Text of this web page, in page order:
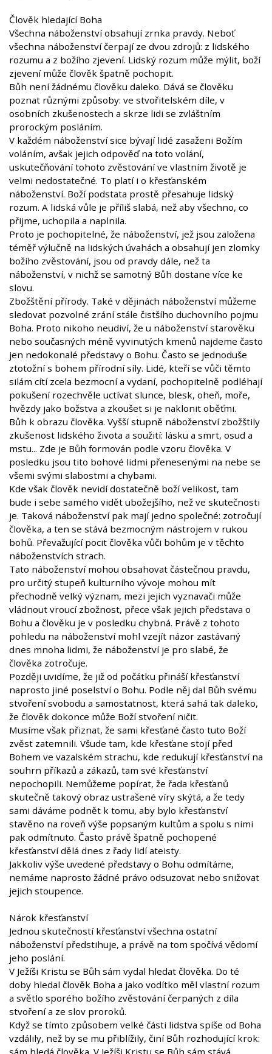
Člověk hledající Boha
Všechna náboženství obsahují zrnka pravdy. Neboť
všechna náboženství čerpají ze dvou zdrojů: z lidského
rozumu a z božího zjevení. Lidský rozum může mýlit, boží
zjevení může člověk špatně pochopit.
Bůh není žádnému člověku daleko. Dává se člověku
poznat různými způsoby: ve stvořitelském díle, v
osobních zkušenostech a skrze lidi se zvláštním
prorockým posláním.
V každém náboženství sice bývají lidé zasaženi Božím
voláním, avšak jejich odpověď na toto volání,
uskutečňování tohoto zvěstování ve vlastním životě je
velmi nedostatečné. To platí i o křesťanském
náboženství. Boží podstata prostě přesahuje lidský
rozum. A lidská vůle je příliš slabá, než aby všechno, co
přijme, uchopila a naplnila.
Proto je pochopitelné, že náboženství, jež jsou založena
téměř výlučně na lidských úvahách a obsahují jen zlomky
božího zvěstování, jsou od pravdy dále, než ta
náboženství, v nichž se samotný Bůh dostane více ke
slovu.
Zbožštění přírody. Také v dějinách náboženství můžeme
sledovat pozvolné zrání stále čistšího duchovního pojmu
Boha. Proto nikoho neudiví, že u náboženství starověku
nebo současných méně vyvinutých kmenů najdeme často
jen nedokonalé představy o Bohu. Často se jednoduše
ztotožní s bohem přírodní síly. Lidé, kteří se vůči těmto
silám cítí zcela bezmocní a vydaní, pochopitelně podléhají
pokušení rozechvěle uctívat slunce, blesk, oheň, moře,
hvězdy jako božstva a zkoušet si je naklonit oběťmi.
Bůh k obrazu člověka. Vyšší stupně náboženství zbožštily
zkušenost lidského života a soužití: lásku a smrt, osud a
mstu... Zde je Bůh formován podle vzoru člověka. V
posledku jsou tito bohové lidmi přenesenými na nebe se
všemi svými slabostmi a chybami.
Kde však člověk nevidí dostatečně boží velikost, tam
bude i sebe samého vidět ubožejšího, než ve skutečnosti
je. Taková náboženství pak mají jedno společné: zotročují
člověka, a ten se stává bezmocným nástrojem v rukou
bohů. Převažující pocit člověka vůči bohům je v těchto
náboženstvích strach.
Tato náboženství mohou obsahovat částečnou pravdu,
pro určitý stupeň kulturního vývoje mohou mít
přechodně velký význam, mezi jejich vyznavači může
vládnout vroucí zbožnost, přece však jejich představa o
Bohu a člověku je v posledku chybná. Právě z tohoto
pohledu na náboženství mohl vzejít názor zastávaný
dnes mnoha lidmi, že náboženství je pro slabé, že
člověka zotročuje.
Později uvidíme, že již od počátku přináší křesťanství
naprosto jiné poselství o Bohu. Podle něj dal Bůh svému
stvoření svobodu a samostatnost, která sahá tak daleko,
že člověk dokonce může Boží stvoření ničit.
Musíme však přiznat, že sami křesťané často tuto Boží
zvěst zatemnili. Všude tam, kde křesťane stojí před
Bohem ve vazalském strachu, kde redukují křesťanství na
souhrn příkazů a zákazů, tam své křesťanství
nepochopili. Nemůžeme popírat, že řada křesťanů
skutečně takový obraz ustrašené víry skýtá, a že tedy
sami dáváme podnět k tomu, aby bylo křesťanství
stavěno na roveň výše popsaným kultům a spolu s nimi
pak odmítnuto. Často právě špatně pochopené
křesťanství dělá dnes z řady lidí ateisty.
Jakkoliv výše uvedené představy o Bohu odmítáme,
nemáme naprosto žádné právo odsuzovat nebo snižovat
jejich stoupence.
Nárok křesťanství
Jednou skutečností křesťanství všechna ostatní
náboženství předstihuje, a právě na tom spočívá vědomí
jeho poslání.
V Ježíši Kristu se Bůh sám vydal hledat člověka. Do té
doby hledal člověk Boha a jako vodítko měl vlastní rozum
a světlo sporého božího zvěstování čerpaných z díla
stvoření a ze slov proroků.
Když se tímto způsobem velké části lidstva spíše od Boha
vzdálily, než by se mu přiblížily, činí Bůh rozhodující krok: